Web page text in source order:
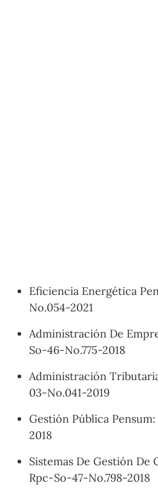
Eficiencia Energética
No.054-2021
Administración De
So-46-No.775-2018
Administración
03-No.041-2019
Gestión Pública
2018
Sistemas De Gestión De
Rpc-So-47-No.798-2018